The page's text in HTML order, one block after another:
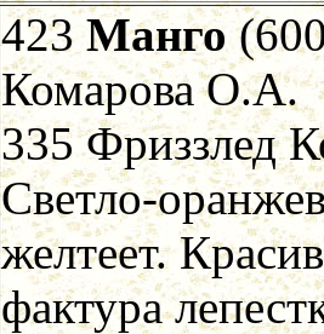
423 Манго
Комарова О.А.
335 Фриззлед
Светло-
желтеет.
фактура